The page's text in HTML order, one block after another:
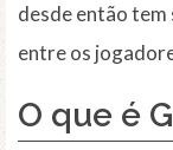
desde então tem
entre os
O que é